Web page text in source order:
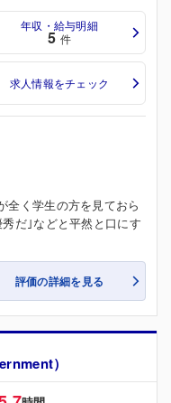
年収・給与明細
5 件
求人情報をチェック
全く学生の方を見ておら
だ｣などと平然と口にす
評価の詳細を見る
）